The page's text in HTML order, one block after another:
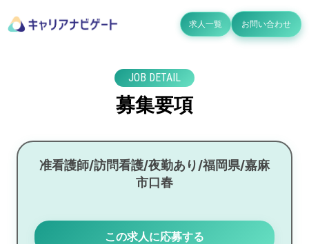
求人一覧 お問い合わせ
JOB DETAIL
募集要項
准看護師/訪問看護/夜勤あり/福岡県/嘉麻
市口春
この求人に応募する